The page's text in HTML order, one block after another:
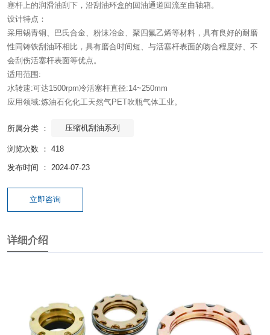
塞杆上的润滑油刮下，沿刮油环盒的回油通道回流至曲轴箱。
设计特点：
采用锡青铜、巴氏合金、粉沫冶金、聚四氟乙烯等材料，具有良好的耐磨
性同铸铁刮油环相比，具有磨合时间短、与活塞杆表面的吻合程度好、不
会刮伤活塞杆表面等优点。
适用范围:
水转速:可达1500rpm冷活塞杆直径:14~250mm
应用领域:炼油石化化工天然气PET吹瓶气体工业。
所属分类 ： 压缩机刮油系列
浏览次数 ： 418
发布时间 ： 2024-07-23
立即咨询
详细介绍